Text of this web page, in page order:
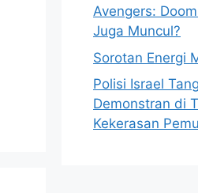
Avengers:
Juga Muncul?
Sorotan Energi
Polisi Israel
Demonstran di
Kekerasan